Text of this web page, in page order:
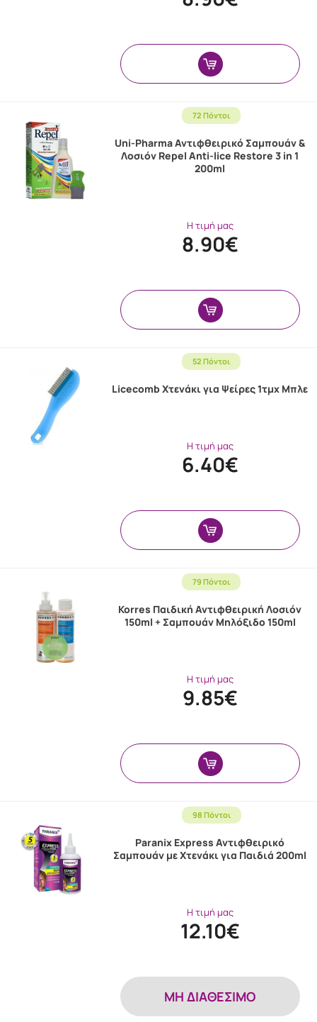
72 Πόντοι
Uni-Pharma Αντιφθειρικό Σαμπουάν &
Λοσιόν Repel Anti-lice Restore 3 in 1
200ml
Η τιμή μας
8.90€
52 Πόντοι
Licecomb Χτενάκι για Ψείρες 1τμχ Μπλε
Η τιμή μας
6.40€
79 Πόντοι
Korres Παιδική Αντιφθειρική Λοσιόν
150ml + Σαμπουάν Μηλόξιδο 150ml
Η τιμή μας
9.85€
98 Πόντοι
Paranix Express Αντιφθειρικό
Σαμπουάν με Χτενάκι για Παιδιά 200ml
Η τιμή μας
12.10€
MH ΔΙΑΘΕΣΙΜΟ